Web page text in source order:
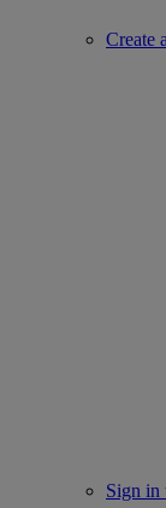
Create
Sign in